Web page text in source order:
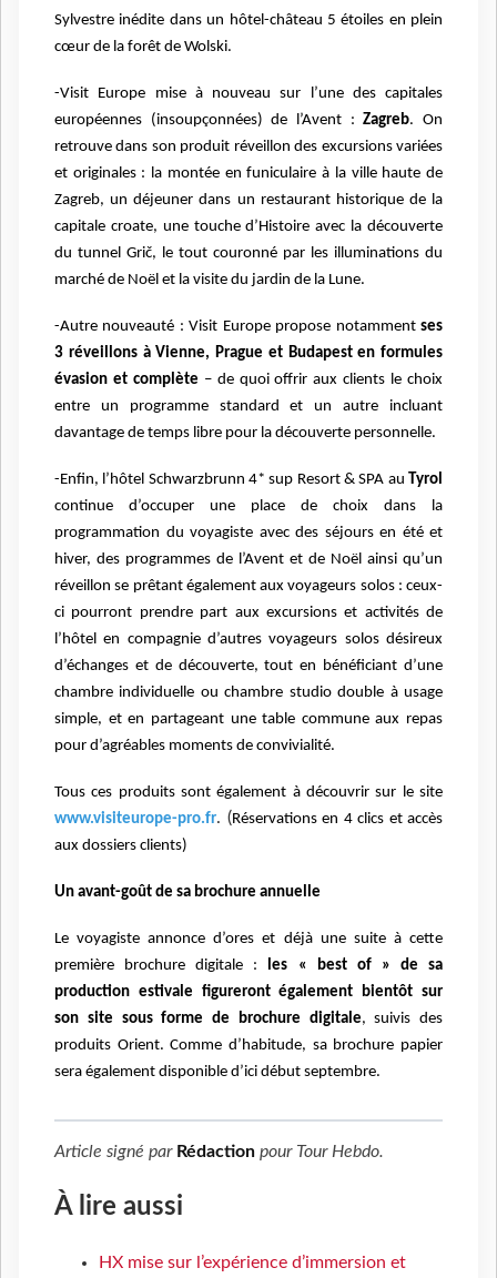
Sylvestre inédite dans un hôtel-château 5 étoiles en plein
cœur de la forêt de Wolski.
-Visit Europe mise à nouveau sur l’une des capitales
européennes (insoupçonnées) de l’Avent :Zagreb. On
retrouve dans son produit réveillon des excursions variées
et originales : la montée en funiculaire à la ville haute de
Zagreb, un déjeuner dans un restaurant historique de la
capitale croate, une touche d’Histoire avec la découverte
du tunnel Grič, le tout couronné par les illuminations du
marché de Noël et la visite du jardin de la Lune.
-Autre nouveauté : Visit Europe propose notammentses
3 réveillons à Vienne, Prague et Budapest en formules
évasion et complète – de quoi offrir aux clients le choix
entre un programme standard et un autre incluant
davantage de temps libre pour la découverte personnelle.
-Enfin, l’hôtel Schwarzbrunn 4* sup Resort & SPA au
Tyrol
continue d’occuper une place de choix dans la
programmation du voyagiste avec des séjours en été et
hiver, des programmes de l’Avent et de Noël ainsi qu’un
réveillon se prêtant également aux voyageurs solos : ceux-
ci pourront prendre part aux excursions et activités de
l’hôtel en compagnie d’autres voyageurs solos désireux
d’échanges et de découverte, tout en bénéficiant d’une
chambre individuelle ou chambre studio double à usage
simple, et en partageant une table commune aux repas
pour d’agréables moments de convivialité.
Tous ces produits sont également à découvrir sur le site
www.visiteurope-pro.fr. (Réservations en 4 clics et accès
aux dossiers clients)
Un avant-goût de sa brochure annuelle
Le voyagiste annonce d’ores et déjà une suite à cette
première brochure digitale :
les « best of » de sa
production estivale figureront également bientôt sur
son site sous forme de brochure digitale, suivis des
produits Orient. Comme d’habitude, sa brochure papier
sera également disponible d’ici début septembre.
Article signé par Rédaction pour Tour Hebdo.
À lire aussi
HX mise sur l’expérience d’immersion et